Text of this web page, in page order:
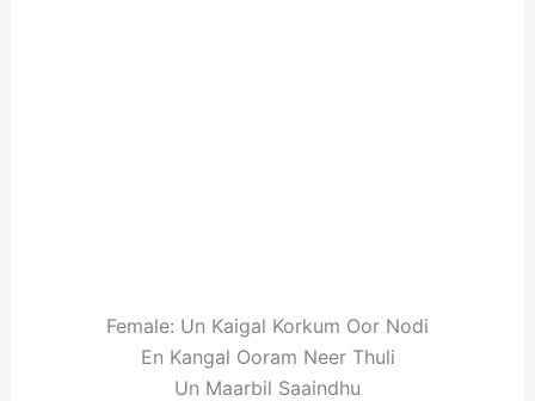
Female: Un Kaigal Korkum Oor Nodi
En Kangal Ooram Neer Thuli
Un Maarbil Saaindhu